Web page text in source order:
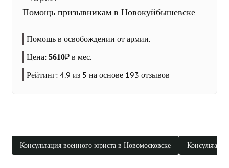
Помощь призывникам в Новокуйбышевске
Помощь в освобождении от армии.
Цена: 5610₽ в мес.
Рейтинг: 4.9 из 5 на основе 193 отзывов
Консультация военного юриста в Новомосковске